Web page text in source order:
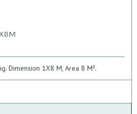
Dimension 1X8 M, Area 8 M².